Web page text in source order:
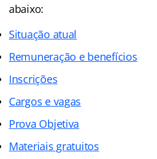
abaixo:
Situação atual
Remuneração e benefícios
Inscrições
Cargos e vagas
Prova Objetiva
Materiais gratuitos